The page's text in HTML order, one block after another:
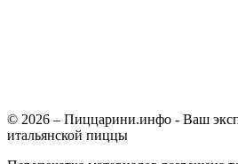
© 2026 – Пиццарини.инфо - Ваш
итальянской пиццы